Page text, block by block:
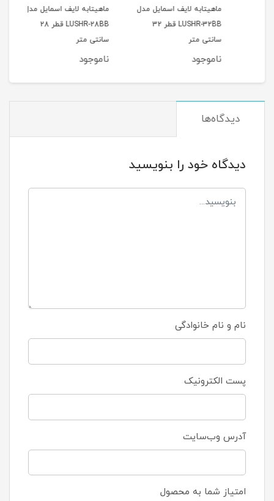
ماهیتابه لایف اسمایل مدل
LUSHR-32BB قطر 32
سانتی متر
ناموجود
ماهیتابه لایف اسمایل مدل
LUSHR-28BB قطر 28
سانتی متر
ناموجود
دیدگاه‌ها
دیدگاه خود را بنویسید
نام و نام خانوادگی
پست الکترونیک
آدرس وب‌سایت
امتیاز شما به محصول